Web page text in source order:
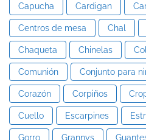
Capucha Cardigan
Centros de mesa Chal
Chaqueta Chinelas
Comunión Conjunto para
Corazón Corpiños
Cuello Escarpines
Gorro Grannys